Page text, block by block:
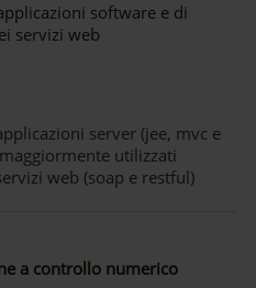
software e di
servizi web
server (jee, mvc e
utilizzati
web (soap e restful)
a controllo numerico